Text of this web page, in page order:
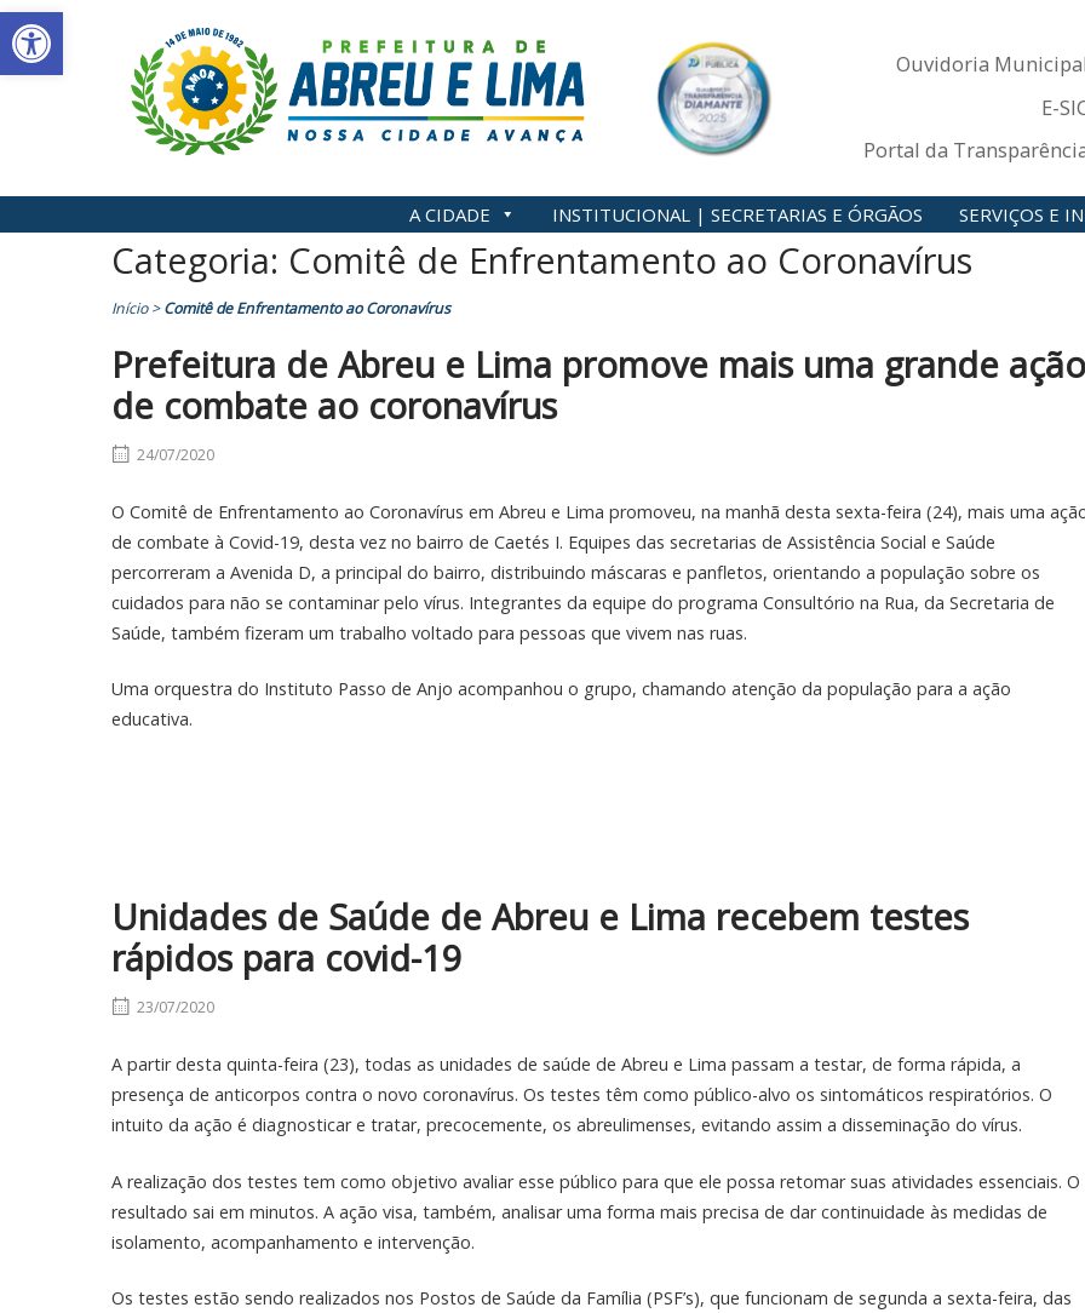
Abrir a barra de ferramentas
Skip
to
content
Ouvidoria Municipal
E-
Portal da
A CIDADE INSTITUCIONAL | SECRETARIAS E ÓRGÃOS SERVIÇOS E
Categoria: Comitê de Enfrentamento ao Coronavírus
Início>Comitê de Enfrentamento ao Coronavírus
Prefeitura de Abreu e Lima promove mais uma grande ação
de combate ao coronavírus
24/07/2020
O Comitê de Enfrentamento ao Coronavírus em Abreu e Lima promoveu, na manhã desta sexta-feira (24), mais uma
de combate à Covid-19, desta vez no bairro de Caetés I. Equipes das secretarias de Assistência Social e Saúde
percorreram a Avenida D, a principal do bairro, distribuindo máscaras e panfletos, orientando a população sobre os
cuidados para não se contaminar pelo vírus. Integrantes da equipe do programa Consultório na Rua, da Secretaria de
Saúde, também fizeram um trabalho voltado para pessoas que vivem nas ruas.
Uma orquestra do Instituto Passo de Anjo acompanhou o grupo, chamando atenção da população para a ação
educativa.
Unidades de Saúde de Abreu e Lima recebem testes
rápidos para covid-19
23/07/2020
A partir desta quinta-feira (23), todas as unidades de saúde de Abreu e Lima passam a testar, de forma rápida, a
presença de anticorpos contra o novo coronavírus. Os testes têm como público-alvo os sintomáticos respiratórios. O
intuito da ação é diagnosticar e tratar, precocemente, os abreulimenses, evitando assim a disseminação do vírus.
A realização dos testes tem como objetivo avaliar esse público para que ele possa retomar suas atividades essenciais. O
resultado sai em minutos. A ação visa, também, analisar uma forma mais precisa de dar continuidade às medidas de
isolamento, acompanhamento e intervenção.
Os testes estão sendo realizados nos Postos de Saúde da Família (PSF’s), que funcionam de segunda a sexta-feira, das